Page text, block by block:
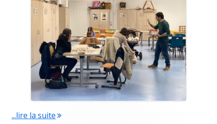
...lire la suite"La ludothèque de Besançon"